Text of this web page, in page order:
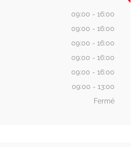
09:00 - 16:00
09:00 - 16:00
09:00 - 16:00
09:00 - 16:00
09:00 - 16:00
09:00 - 13:00
Fermé